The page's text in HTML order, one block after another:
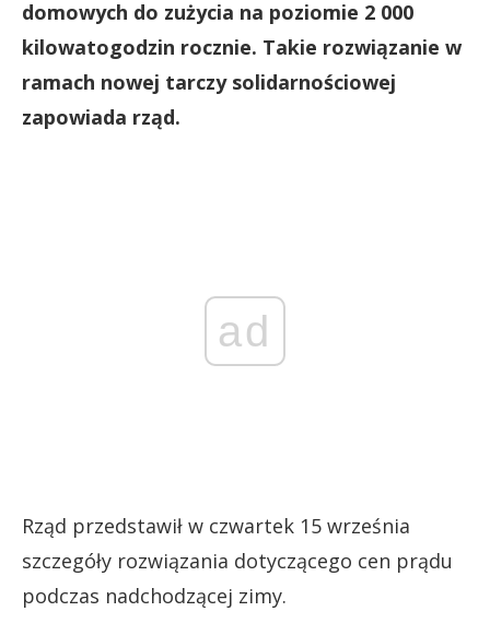
domowych do zużycia na poziomie 2 000
kilowatogodzin rocznie. Takie rozwiązanie w
ramach nowej tarczy solidarnościowej
zapowiada rząd.
ad
Rząd przedstawił w czwartek 15 września
szczegóły rozwiązania dotyczącego cen prądu
podczas nadchodzącej zimy.